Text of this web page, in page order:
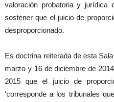
valoración probatoria y jurídica
sostener que el juicio de
desproporcionado.
Es doctrina reiterada de esta
marzo y 16 de diciembre de
2015 que el juicio de
‘corresponde a los tribunales